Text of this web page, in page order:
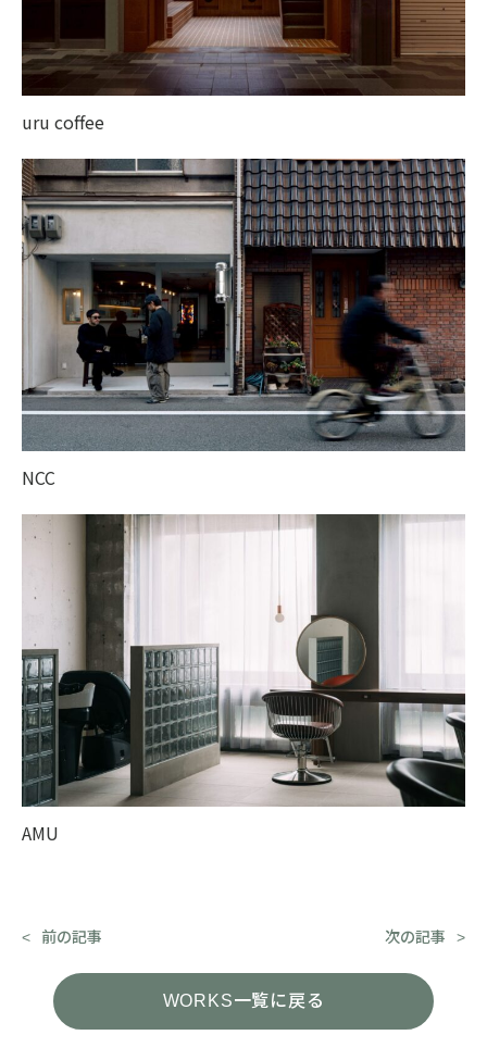
uru coffee
NCC
AMU
前の記事
WORKS一覧に戻る
次の記事